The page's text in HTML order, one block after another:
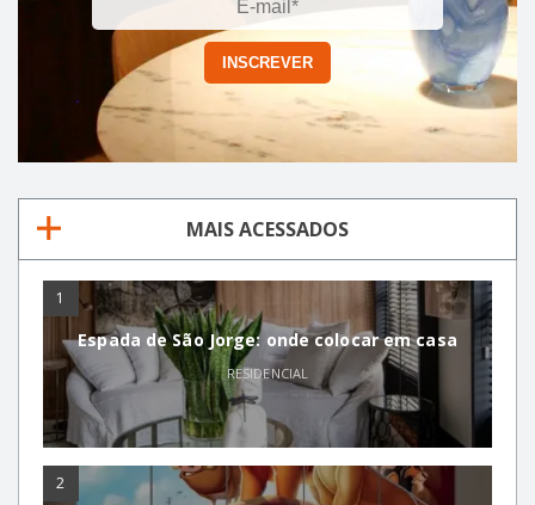
MAIS ACESSADOS
1
Espada de São Jorge: onde colocar em casa
RESIDENCIAL
2